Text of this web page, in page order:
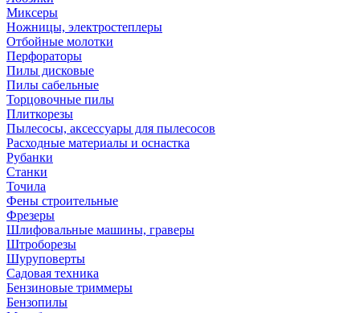
Миксеры
Ножницы, электростеплеры
Отбойные молотки
Перфораторы
Пилы дисковые
Пилы сабельные
Торцовочные пилы
Плиткорезы
Пылесосы, аксессуары для пылесосов
Расходные материалы и оснастка
Рубанки
Станки
Точила
Фены строительные
Фрезеры
Шлифовальные машины, граверы
Штроборезы
Шуруповерты
Садовая техника
Бензиновые триммеры
Бензопилы